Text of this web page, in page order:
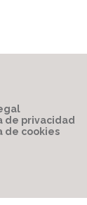
de privacidad
de cookies